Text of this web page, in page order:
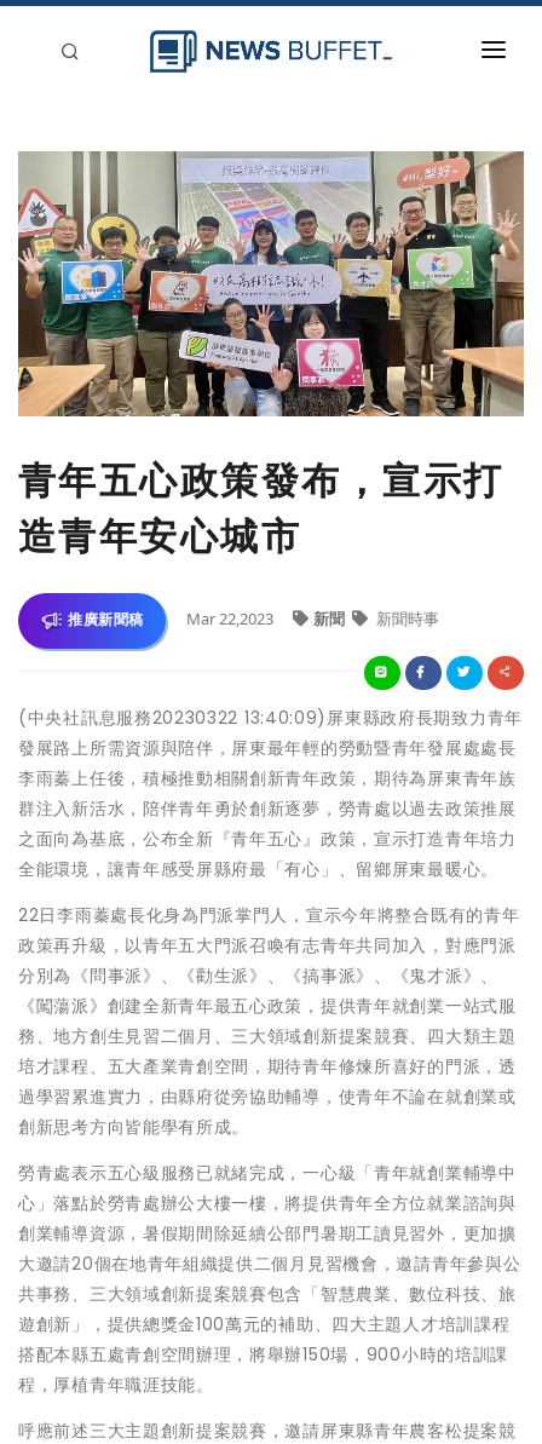
新聞稿分類
登入
刊登
青年五心政策發布，宣示打
造青年安心城市
推廣新聞稿 Mar 22,2023 新聞 新聞時事
(中央社訊息服務20230322 13:40:09)屏東縣政府長期致力青年
發展路上所需資源與陪伴，屏東最年輕的勞動暨青年發展處處長
李雨蓁上任後，積極推動相關創新青年政策，期待為屏東青年族
群注入新活水，陪伴青年勇於創新逐夢，勞青處以過去政策推展
之面向為基底，公布全新『青年五心』政策，宣示打造青年培力
全能環境，讓青年感受屏縣府最「有心」、留鄉屏東最暖心。
22日李雨蓁處長化身為門派掌門人，宣示今年將整合既有的青年
政策再升級，以青年五大門派召喚有志青年共同加入，對應門派
分別為《問事派》、《勸生派》、《搞事派》、《鬼才派》、
《闖蕩派》創建全新青年最五心政策，提供青年就創業一站式服
務、地方創生見習二個月、三大領域創新提案競賽、四大類主題
培才課程、五大產業青創空間，期待青年修煉所喜好的門派，透
過學習累進實力，由縣府從旁協助輔導，使青年不論在就創業或
創新思考方向皆能學有所成。
勞青處表示五心級服務已就緒完成，一心級「青年就創業輔導中
心」落點於勞青處辦公大樓一樓，將提供青年全方位就業諮詢與
創業輔導資源，暑假期間除延續公部門暑期工讀見習外，更加擴
大邀請20個在地青年組織提供二個月見習機會，邀請青年參與公
共事務、三大領域創新提案競賽包含「智慧農業、數位科技、旅
遊創新」，提供總獎金100萬元的補助、四大主題人才培訓課程
搭配本縣五處青創空間辦理，將舉辦150場，900小時的培訓課
程，厚植青年職涯技能。
呼應前述三大主題創新提案競賽，邀請屏東縣青年農客松提案競